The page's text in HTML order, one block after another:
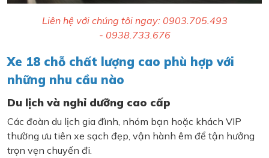
Liên hệ với chúng tôi ngay: 0903.705.493
- 0938.733.676
Xe 18 chỗ chất lượng cao phù hợp với
những nhu cầu nào
Du lịch và nghỉ dưỡng cao cấp
Các đoàn du lịch gia đình, nhóm bạn hoặc khách VIP
thường ưu tiên xe sạch đẹp, vận hành êm để tận hưởng
trọn vẹn chuyến đi.